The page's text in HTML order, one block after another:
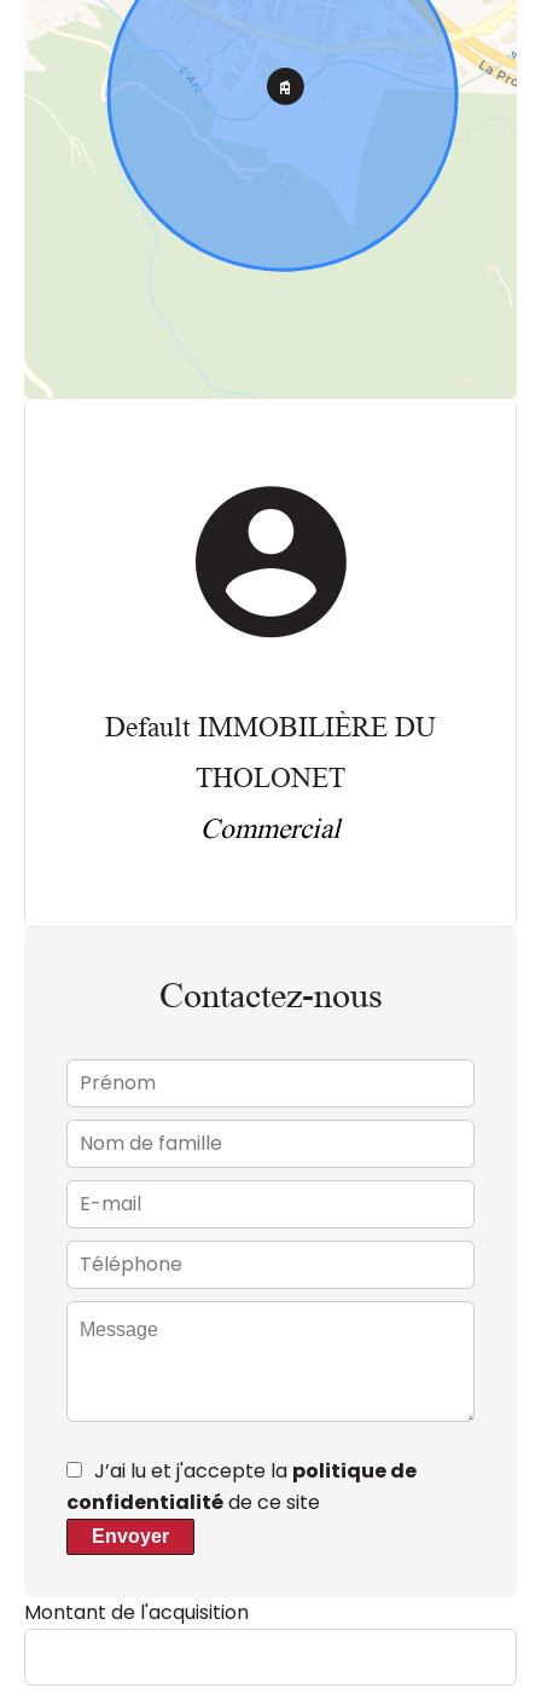
Default IMMOBILIÈRE DU
THOLONET
Commercial
Contactez-nous
J’ai lu et j'accepte la politique de
confidentialitéde ce site
Envoyer
Montant de l'acquisition